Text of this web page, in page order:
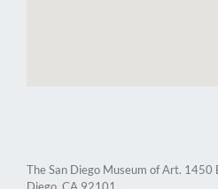
The San Diego Museum of Art. 1450